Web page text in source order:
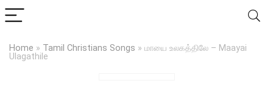
Home » Tamil Christians Songs » மாயை உலகத்திலே – Maayai
Ulagathile